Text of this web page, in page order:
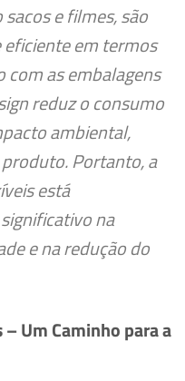
e filmes, são
em termos
com as embalagens
reduz o consumo
ambiental,
Portanto, a
está
na
e na redução do
Um Caminho para a